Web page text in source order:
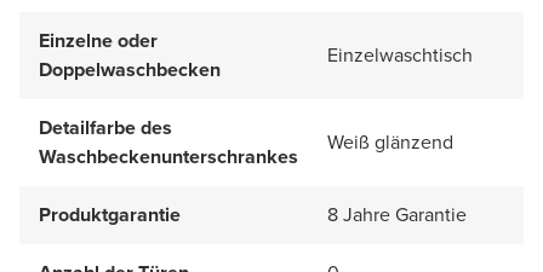
Einzelne oder
Doppelwaschbecken
Einzelwaschtisch
Detailfarbe des
Waschbeckenunterschrankes
Weiß glänzend
Produktgarantie 8 Jahre Garantie